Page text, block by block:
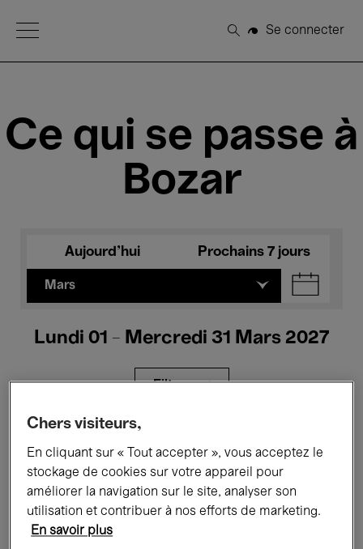
Open Menu
Rechercher
Se connecter
Ce qui se passe à
Bozar
Aujourd'hui Prochains 7 jours
Mars
Lundi 01 - Mercredi 31 Mars 2027
Filtres
Expositions Films Performances
Rencontres & Débats Jazz
Chers visiteurs,
En cliquant sur « Tout accepter », vous acceptez le
stockage de cookies sur votre appareil pour
améliorer la navigation sur le site, analyser son
utilisation et contribuer à nos efforts de marketing.
En savoir plus